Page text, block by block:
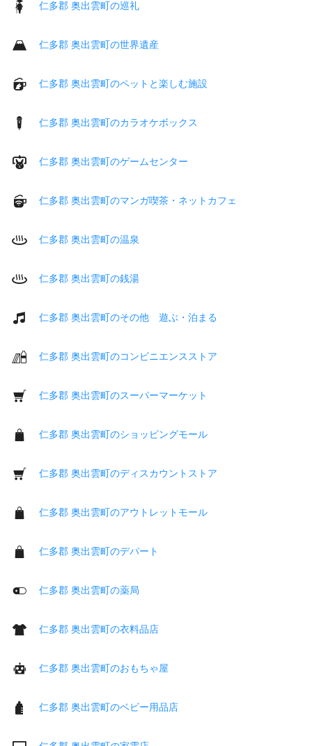
仁多郡 奥出雲町の巡礼
仁多郡 奥出雲町の世界遺産
仁多郡 奥出雲町のペットと楽しむ施設
仁多郡 奥出雲町のカラオケボックス
仁多郡 奥出雲町のゲームセンター
仁多郡 奥出雲町のマンガ喫茶・ネットカフェ
仁多郡 奥出雲町の温泉
仁多郡 奥出雲町の銭湯
仁多郡 奥出雲町のその他 遊ぶ・泊まる
仁多郡 奥出雲町のコンビニエンスストア
仁多郡 奥出雲町のスーパーマーケット
仁多郡 奥出雲町のショッピングモール
仁多郡 奥出雲町のディスカウントストア
仁多郡 奥出雲町のアウトレットモール
仁多郡 奥出雲町のデパート
仁多郡 奥出雲町の薬局
仁多郡 奥出雲町の衣料品店
仁多郡 奥出雲町のおもちゃ屋
仁多郡 奥出雲町のベビー用品店